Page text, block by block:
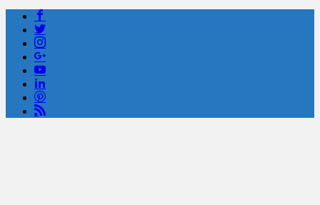
顔20点、体80点と評価されていた女子学生が男子学生らの性の捌け口
にされる
【中国】処理水の問題化狙うも不発？ASEAN関連会合で賛同広がらず
(7/13)